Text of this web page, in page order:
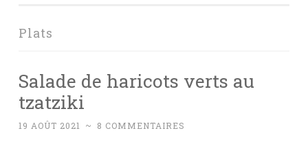
Plats
Salade de haricots verts au
tzatziki
19 AOÛT 2021 ~ 8 COMMENTAIRES